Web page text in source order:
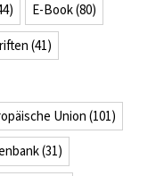
E-Book(80)
(41)
Union(101)
(31)